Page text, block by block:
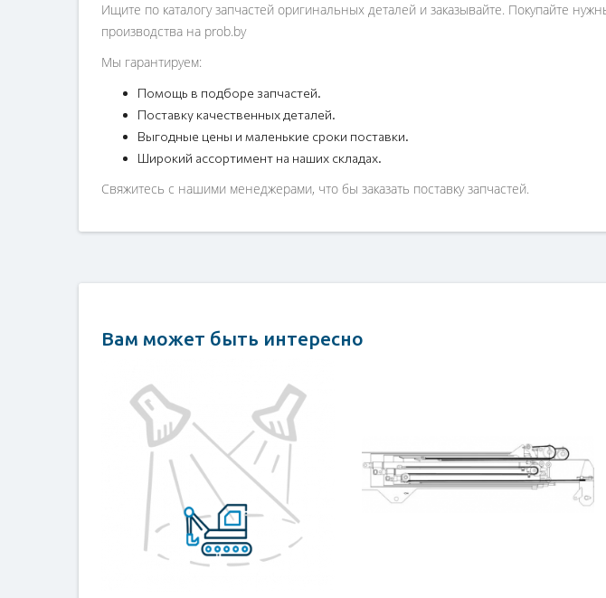
Ищите по каталогу запчастей оригинальных деталей и заказывайте. Покупайте
производства на prob.by
Мы гарантируем:
Помощь в подборе запчастей.
Поставку качественных деталей.
Выгодные цены и маленькие сроки поставки.
Широкий ассортимент на наших складах.
Свяжитесь с нашими менеджерами, что бы заказать поставку запчастей.
Вам может быть интересно